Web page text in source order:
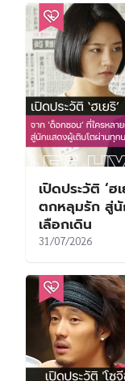
เปิดประวัติ ‘ฮ
ตกหลุมรัก สู่นั
เลือกเดิน
31/07/2026